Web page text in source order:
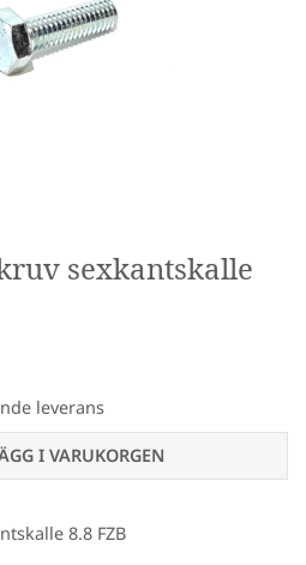
sexkantskalle
leverans
I VARUKORGEN
8.8 FZB